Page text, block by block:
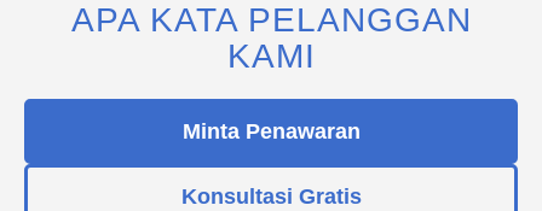
APA KATA PELANGGAN
KAMI
Minta Penawaran
Konsultasi Gratis